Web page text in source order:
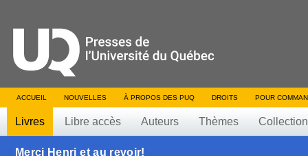
ACCUEIL NOUVELLES À PROPOS DES PUQ DROITS POUR
Livres Libre accès Auteurs Thèmes
Merci Henri et au revoir!